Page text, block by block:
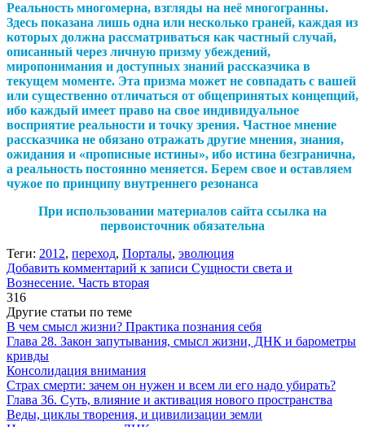
Реальность многомерна, взгляды на неё многогранны.
Здесь показана лишь одна или несколько граней, каждая из
которых должна рассматриваться как частный случай,
описанный через личную призму убеждений,
миропонимания и доступных знаний рассказчика в
текущем моменте. Эта призма может не совпадать с вашей
или существенно отличаться от общепринятых концепций,
ибо каждый имеет право на свое индивидуальное
восприятие реальности и точку зрения. Частное мнение
рассказчика не обязано отражать другие мнения, знания,
ожидания и «прописные истины», ибо истина безгранична,
а реальность постоянно меняется. Берем свое и оставляем
чужое по принципу внутреннего резонанса
При использовании материалов сайта ссылка на
первоисточник обязательна
Теги: 2012, переход, Порталы, эволюция
Добавить комментарий к записи Сущности света и
Вознесение. Часть вторая
316
Другие статьи по теме
В чем смысл жизни? Практика познания себя
Глава 28. Закон запутывания, смысл жизни, ДНК и барометры
кривды
Консолидация внимания
Страх смерти: зачем он нужен и всем ли его надо убирать?
Глава 36. Суть, влияние и активация нового пространства
Веды, циклы творения, и цивилизации земли